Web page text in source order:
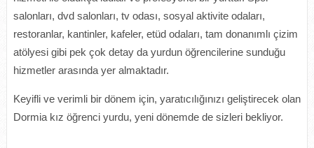
salonları, dvd salonları, tv odası, sosyal aktivite odaları,
restoranlar, kantinler, kafeler, etüd odaları, tam donanımlı çizim
atölyesi gibi pek çok detay da yurdun öğrencilerine sunduğu
hizmetler arasında yer almaktadır.
Keyifli ve verimli bir dönem için, yaratıcılığınızı geliştirecek olan
Dormia kız öğrenci yurdu, yeni dönemde de sizleri bekliyor.